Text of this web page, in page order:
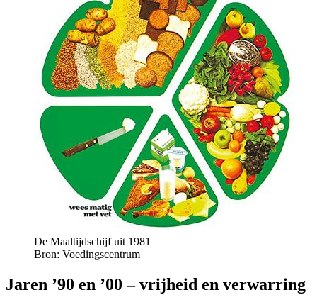
De Maaltijdschijf uit 1981
Bron: Voedingscentrum
Jaren ’90 en ’00 – vrijheid en verwarring